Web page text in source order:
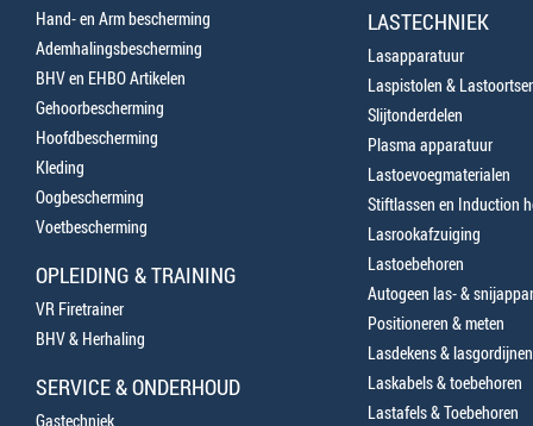
Hand- en Arm bescherming
Ademhalingsbescherming
BHV en EHBO Artikelen
Gehoorbescherming
Hoofdbescherming
Kleding
Oogbescherming
Voetbescherming
OPLEIDING & TRAINING
VR Firetrainer
BHV & Herhaling
SERVICE & ONDERHOUD
Gastechniek
LASTECHNIEK
Lasapparatuur
Laspistolen &
Slijtonderdelen
Plasma apparatuur
Lastoevoegmaterialen
Stiftlassen en Induction
Lasrookafzuiging
Lastoebehoren
Autogeen las- &
Positioneren & meten
Lasdekens & lasgordijnen
Laskabels & toebehoren
Lastafels & Toebehoren